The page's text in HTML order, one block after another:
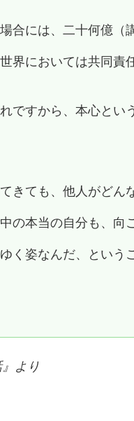
合には、二十何億（
界においては共同責
ですから、本心とい
きても、他人がどん
の本当の自分も、向
く姿なんだ、という
』より